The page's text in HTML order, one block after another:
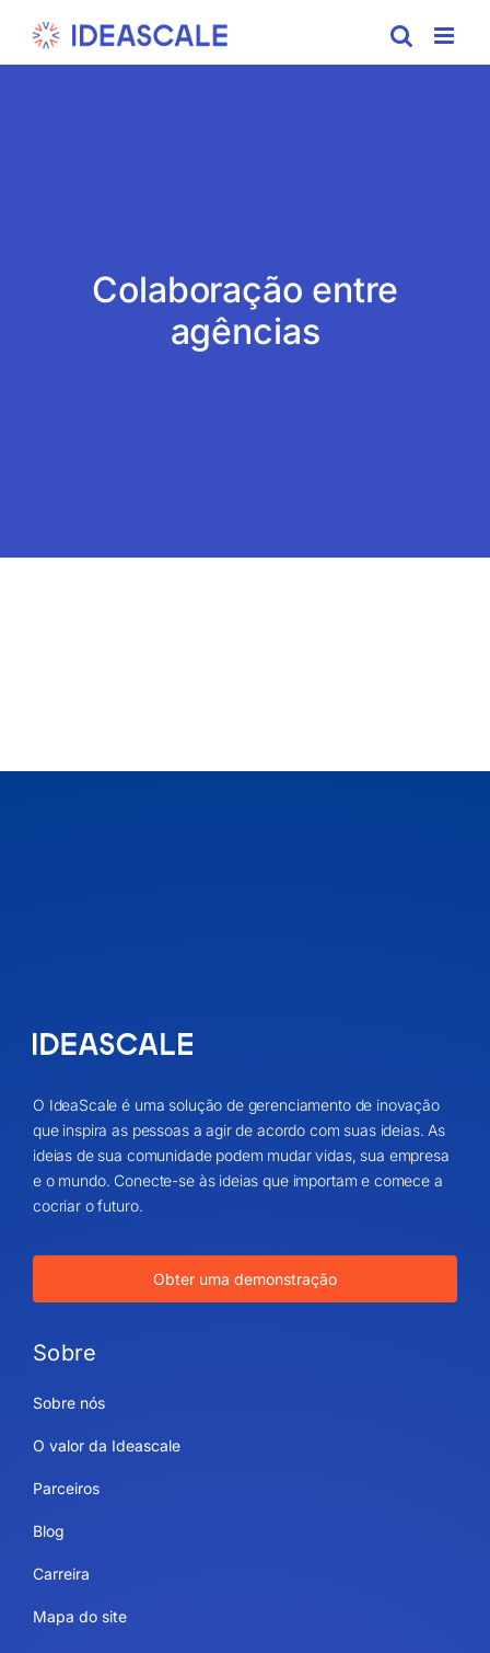
Colaboração entre
agências
O IdeaScale é uma solução de gerenciamento de inovação
que inspira as pessoas a agir de acordo com suas ideias. As
ideias de sua comunidade podem mudar vidas, sua empresa
e o mundo. Conecte-se às ideias que importam e comece a
cocriar o futuro.
Obter uma demonstração
Sobre
Sobre nós
O valor da Ideascale
Parceiros
Blog
Carreira
Mapa do site